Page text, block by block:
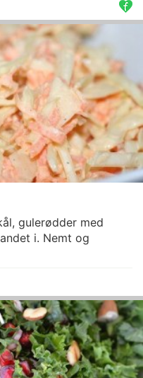
gulerødder med
i. Nemt og